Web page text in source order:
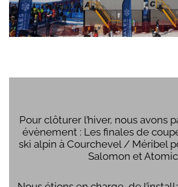
Pour clôturer l’hiver, nous avons
évènement : Les finales de
ski alpin à Courchevel / Méribel
Salomon et